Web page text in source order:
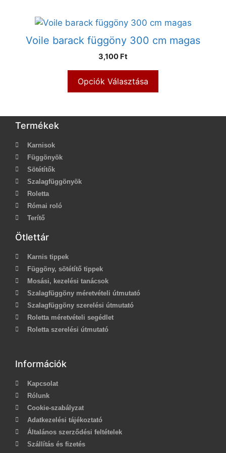
Voile barack függöny 300 cm magas
3,100 Ft
Opciók Választása
Termékek
Karnisok
Függönyök
Sötétítők
Szalagfüggönyök
Roletta
Római roló
Terítő
Ötlettár
Karnis tippek
Függöny, sötétítő tippek
Mosási, kezelési tanácsok
Szalagfüggöny méretvételi útmutató
Szalagfüggöny szerelési útmutató
Roletta méretvételi segédlet
Roletta szerelési útmutató
Információk
Kapcsolat
Rólunk
Cookie-szabályzat
Adatkezelési tájékoztató
Általános szerződési feltételek
Szállítás és fizetés